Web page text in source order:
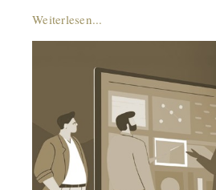
Weiterlesen...